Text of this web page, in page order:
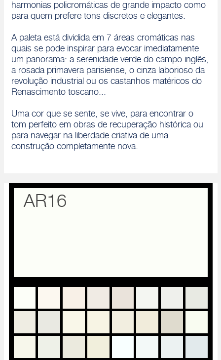
harmonias policromáticas de grande impacto como
para quem prefere tons discretos e elegantes.
A paleta está dividida em 7 áreas cromáticas nas
quais se pode inspirar para evocar imediatamente
um panorama: a serenidade verde do campo inglês,
a rosada primavera parisiense, o cinza laborioso da
revolução industrial ou os castanhos matéricos do
Renascimento toscano...
Uma cor que se sente, se vive, para encontrar o
tom perfeito em obras de recuperação histórica ou
para navegar na liberdade criativa de uma
construção completamente nova.
AR16